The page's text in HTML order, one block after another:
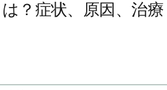
？症状、原因、治療